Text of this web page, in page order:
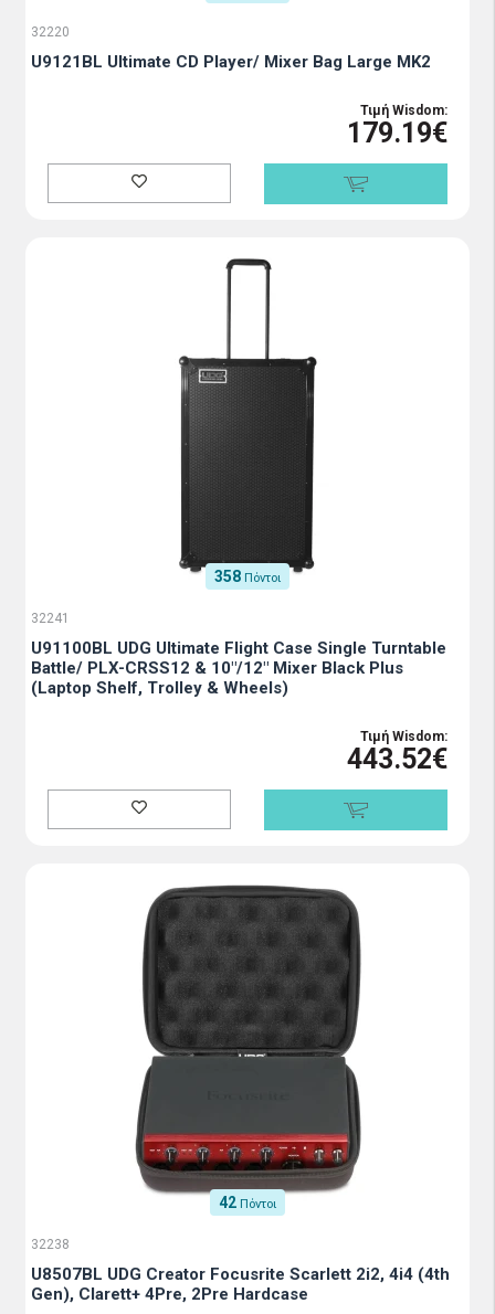
32220
U9121BL Ultimate CD Player/ Mixer Bag Large MK2
Τιμή Wisdom:
179.19€
358 Πόντοι
32241
U91100BL UDG Ultimate Flight Case Single Turntable
Battle/ PLX-CRSS12 & 10"/12" Mixer Black Plus
(Laptop Shelf, Trolley & Wheels)
Τιμή Wisdom:
443.52€
42 Πόντοι
32238
U8507BL UDG Creator Focusrite Scarlett 2i2, 4i4 (4th
Gen), Clarett+ 4Pre, 2Pre Hardcase